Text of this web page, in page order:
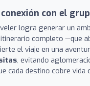
con el
logra generar un
completo —que
el viaje en una
, evitando
cada destino cobre vida